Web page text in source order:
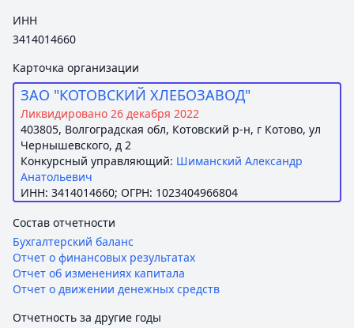
ИНН
3414014660
Карточка организации
ЗАО "КОТОВСКИЙ ХЛЕБОЗАВОД"
Ликвидировано 26 декабря 2022
403805, Волгоградская обл, Котовский р-н, г Котово, ул
Чернышевского, д 2
Конкурсный управляющий: Шиманский Александр
Анатольевич
ИНН: 3414014660; ОГРН: 1023404966804
Состав отчетности
Бухгалтерский баланс
Отчет о финансовых результатах
Отчет об изменениях капитала
Отчет о движении денежных средств
Отчетность за другие годы